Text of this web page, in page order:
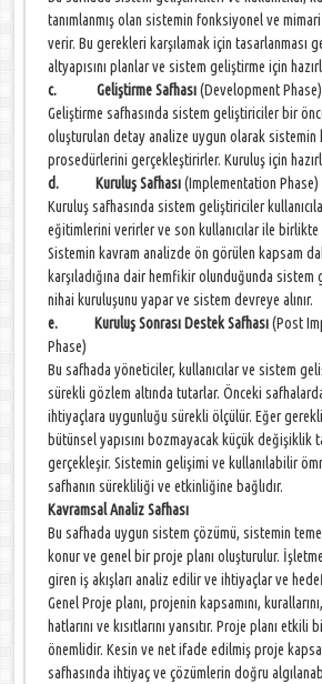
tanımlanmış olan sistemin fonksiyonel ve
verir. Bu gerekleri karşılamak için tasarlanması
altyapısını planlar ve sistem geliştirme için
c. Geliştirme Safhası(Development Phase)
Geliştirme safhasında sistem geliştiriciler bir
oluşturulan detay analize uygun olarak sistemin
prosedürlerini gerçekleştirirler. Kuruluş için
d. Kuruluş Safhası(Implementation Phase)
Kuruluş safhasında sistem geliştiriciler
eğitimlerini verirler ve son kullanıcılar ile
Sistemin kavram analizde ön görülen kapsam
karşıladığına dair hemfikir olunduğunda
nihai kuruluşunu yapar ve sistem devreye alınır.
e. Kuruluş Sonrası Destek Safhası(Post
Phase)
Bu safhada yöneticiler, kullanıcılar ve sistem
sürekli gözlem altında tutarlar. Önceki
ihtiyaçlara uygunluğu sürekli ölçülür. Eğer
bütünsel yapısını bozmayacak küçük değişiklik
gerçekleşir. Sistemin gelişimi ve kullanılabilir
safhanın sürekliliği ve etkinliğine bağlıdır.
Kavramsal Analiz Safhası
Bu safhada uygun sistem çözümü, sistemin
konur ve genel bir proje planı oluşturulur.
giren iş akışları analiz edilir ve ihtiyaçlar ve
Genel Proje planı, projenin kapsamını,
hatlarını ve kısıtlarını yansıtır. Proje planı
önemlidir. Kesin ve net ifade edilmiş proje
safhasında ihtiyaç ve çözümlerin doğru